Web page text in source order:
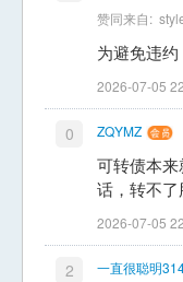
赞同来自:
为避免违
2026-07-05
0 ZQYMZ
可转债本
话，转不
2026-07-05
2
一直很聪明